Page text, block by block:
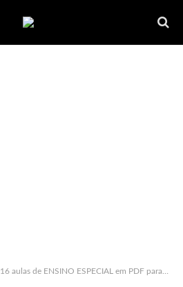
16 aulas de ENSINO ESPECIAL em PDF para baixar gratuitamente